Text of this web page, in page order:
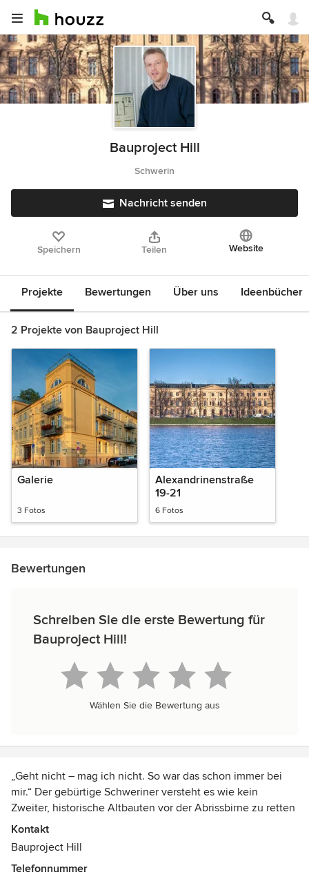
Bauproject Hill
Schwerin
Nachricht senden
Speichern Teilen Website
Projekte Bewertungen Über uns Ideenbücher
2 Projekte von Bauproject Hill
Galerie
3 Fotos
Alexandrinenstraße
19-21
6 Fotos
Bewertungen
Schreiben Sie die erste Bewertung für
Bauproject Hill!
Wählen Sie die Bewertung aus
„Geht nicht – mag ich nicht. So war das schon immer bei
mir.“ Der gebürtige Schweriner versteht es wie kein
Zweiter, historische Altbauten vor der Abrissbirne zu retten
und erfolgreich zu sanieren. Und Bauprojekte der Marke
Stefan Hill lassen sich überall im Schweriner Stadtbild
finden. Die fachmännisch sanierten Altbauten in der Alt-
und Schelfstadt ebenso wie die modernen, funktionalen
Kontakt
Bauproject Hill
Telefonnummer